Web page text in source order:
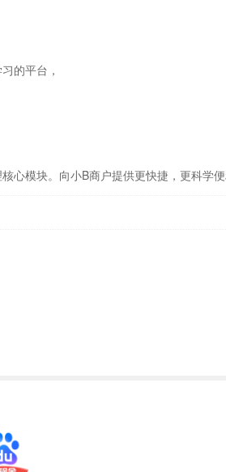
的平台，
模块。向小B商户提供更快捷，更科学
手机助手里面一键下载安装！也可以通